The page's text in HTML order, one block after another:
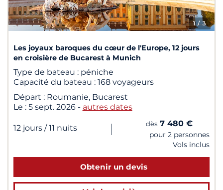
1/ 3
Les joyaux baroques du cœur de l'Europe, 12 jours
en croisière de Bucarest à Munich
Type de bateau : péniche
Capacité du bateau : 168 voyageurs
Départ : Roumanie, Bucarest
Le : 5 sept. 2026 - autres dates
12 jours / 11 nuits | dès 7 480 €
pour 2 personnes
Vols inclus
Obtenir un devis